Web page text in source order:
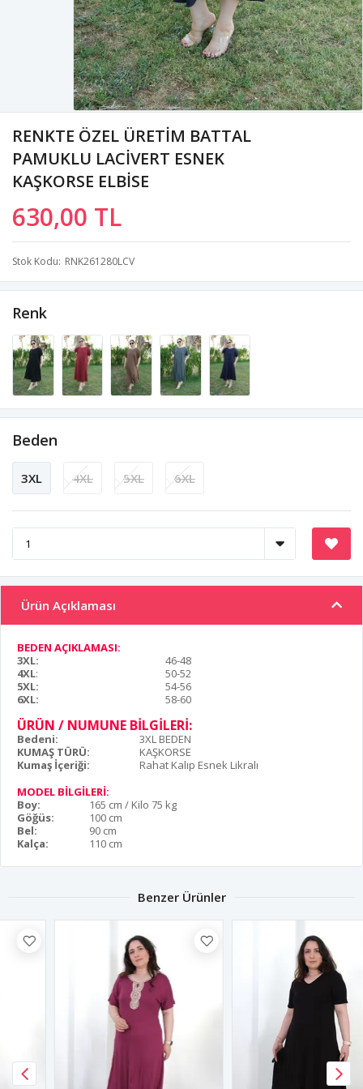
RENKTE ÖZEL ÜRETİM BATTAL
PAMUKLU LACİVERT ESNEK
KAŞKORSE ELBİSE
630,00 TL
Stok Kodu RNK261280LCV
Renk
Beden
3XL 4XL 5XL 6XL
Ürün Açıklaması
BEDEN AÇIKLAMASI:
3XL:
46-48
4XL:
50-52
5XL:
54-56
6XL:
58-60
ÜRÜN / NUMUNE BİLGİLERİ:
Bedeni:
3XL BEDEN
KUMAŞ TÜRÜ:
KAŞKORSE
Kumaş İçeriği:
Rahat Kalıp Esnek Likralı
MODEL BİLGİLERİ:
Boy:
165 cm / Kilo 75 kg
Göğüs:
100 cm
Bel:
90 cm
Kalça:
110 cm
Benzer Ürünler